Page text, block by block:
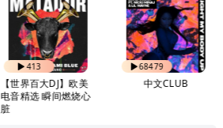
413
【世界百大DJ】欧美
电音精选 瞬间燃烧心
脏
68479
中文CLUB